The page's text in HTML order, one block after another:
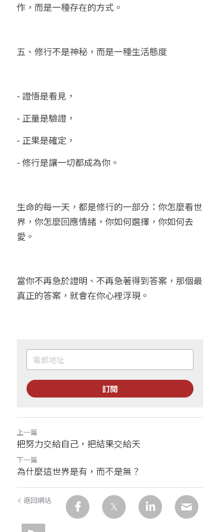
作，而是一種存在的方式。
五、修行不是神秘，而是一種生活態度
- 證悟是看見，
- 正量是驗證，
- 正果是確定，
- 修行是讓一切都成為你。
生命的每一天，都是修行的一部分：你怎麼看世
界，你怎麼回應情緒，你如何選擇，你如何去
愛。
當你不再急於證明、不再急著得到答案，那個最
真正的答案，就會在你心裡浮現。
訂閱
上一篇
把努力交給自己，把結果交給天
下一篇
為什麼這世界是有，而不是無？
返回網站